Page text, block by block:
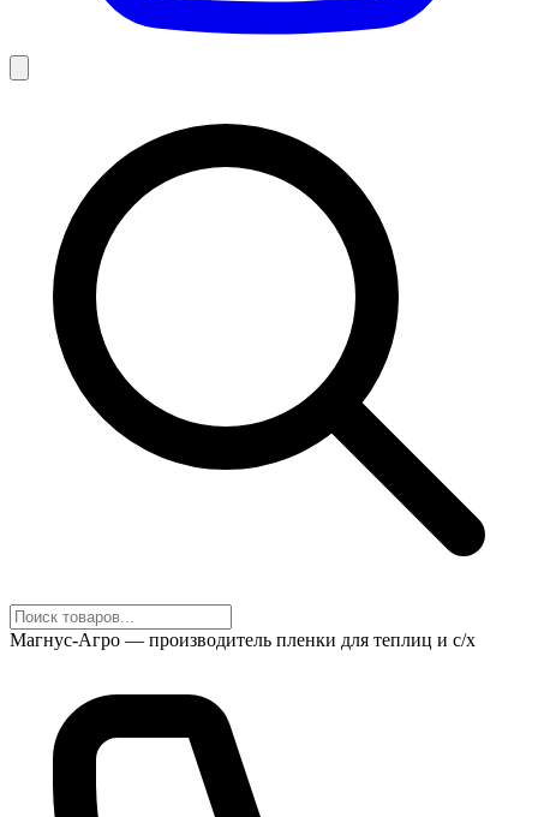
Магнус-Агро — производитель пленки для теплиц и с/х